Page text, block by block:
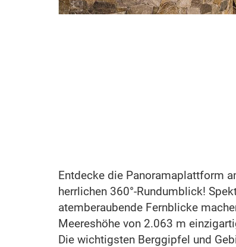
Entdecke die Panoramaplattform
herrlichen 360°-Rundumblick!
atemberaubende Fernblicke
Meereshöhe von 2.063 m
Die wichtigsten Berggipfel und